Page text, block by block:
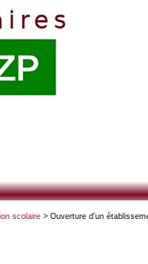
scolaire> Ouverture d’un